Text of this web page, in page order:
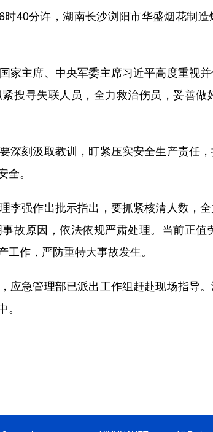
分许，湖南长沙浏阳市华盛烟花制造
主席、中央军委主席习近平高度重视并
搜寻失联人员，全力救治伤员，妥善
刻汲取教训，盯紧压实安全生产责任，
全。
强作出批示指出，要抓紧核清人数，全
故原因，依法依规严肃处理。当前正
工作，严防重特大事故发生。
急管理部已派出工作组赶赴现场指导。
。